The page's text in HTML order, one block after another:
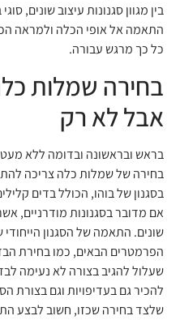
בין מגוון סגנונות עיצוב שונים,
התאמה אל אופי הכלה ולמראה
כל כך מרגש עבורה.
בחירה שמלות
אבל לא רק
בראש ובראשונה ובדומה ללא
בחירה של שמלות כלה צריכה
בסגנון של בוהו, הכולל בדים
אם מדובר בסגנונות מודרניים, אשר
שונים. התאמה של הסגנון
הפרמטרים הבאים, כמו בחירת
שעלול להגיב בצורה לא נעימה
להכיר גם בעדיפויות וגם בצורת
שלצד בחירה שכזו, חשוב לבצע